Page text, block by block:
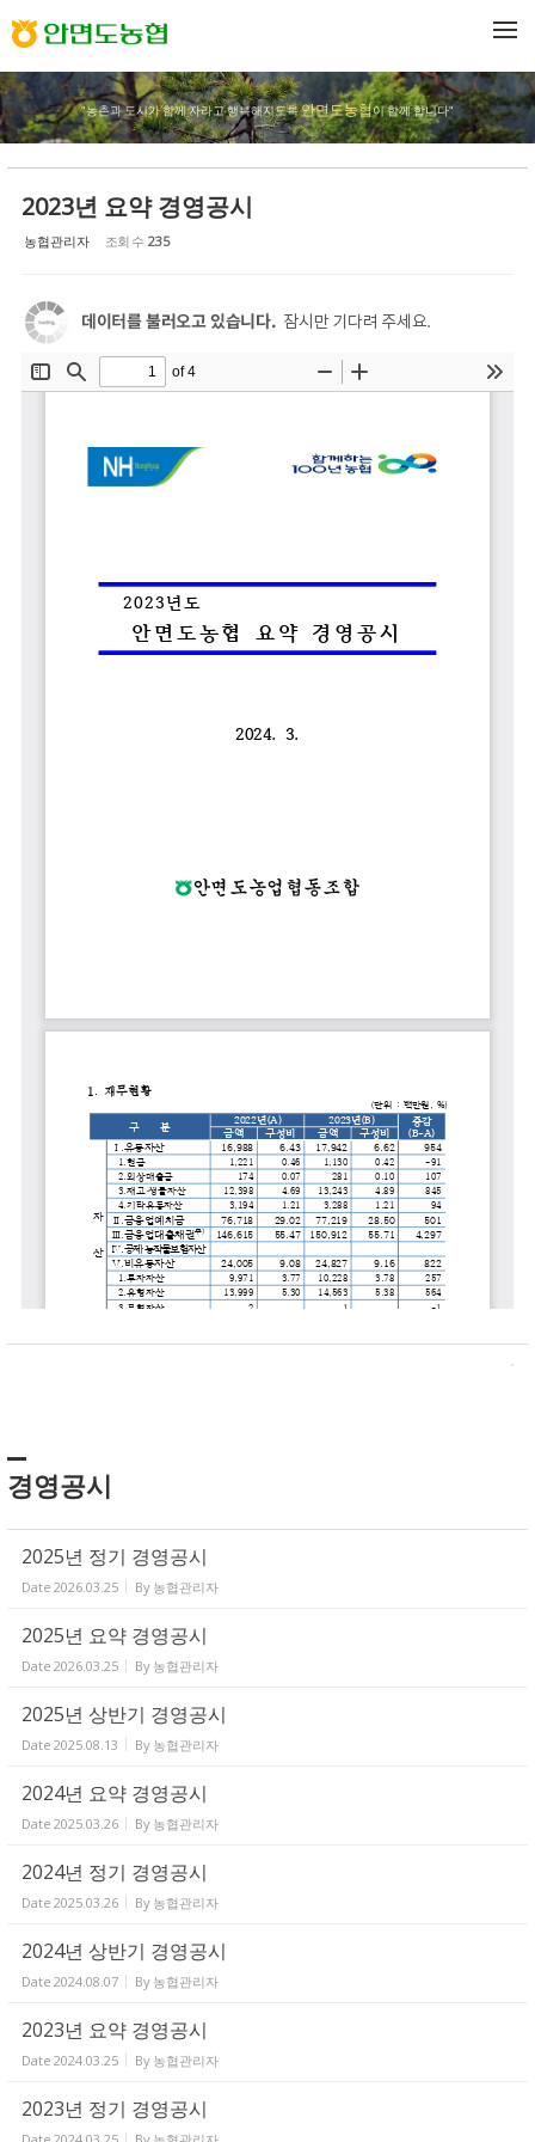
"농촌과 도시가 함께 자라고 행복해지도록안면도농협이 함께 합니다"
2023년 요약 경영공시
농협관리자 조회 수 235
경영공시
2025년 정기 경영공시
Date 2026.03.25 By 농협관리자
2025년 요약 경영공시
Date 2026.03.25 By 농협관리자
2025년 상반기 경영공시
Date 2025.08.13 By 농협관리자
2024년 요약 경영공시
Date 2025.03.26 By 농협관리자
2024년 정기 경영공시
Date 2025.03.26 By 농협관리자
2024년 상반기 경영공시
Date 2024.08.07 By 농협관리자
2023년 요약 경영공시
Date 2024.03.25 By 농협관리자
2023년 정기 경영공시